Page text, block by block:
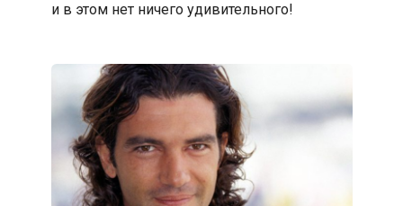
и в этом нет ничего удивительного!